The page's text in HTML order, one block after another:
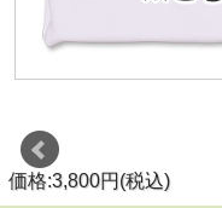
価格:3,800円(税込)